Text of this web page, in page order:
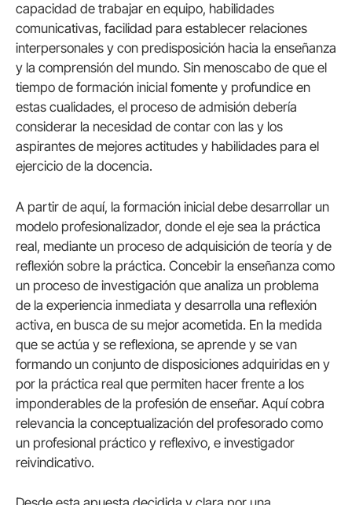
capacidad de trabajar en equipo, habilidades
comunicativas, facilidad para establecer relaciones
interpersonales y con predisposición hacia la enseñanza
y la comprensión del mundo. Sin menoscabo de que el
tiempo de formación inicial fomente y profundice en
estas cualidades, el proceso de admisión debería
considerar la necesidad de contar con las y los
aspirantes de mejores actitudes y habilidades para el
ejercicio de la docencia.
A partir de aquí, la formación inicial debe desarrollar un
modelo profesionalizador, donde el eje sea la práctica
real, mediante un proceso de adquisición de teoría y de
reflexión sobre la práctica. Concebir la enseñanza como
un proceso de investigación que analiza un problema
de la experiencia inmediata y desarrolla una reflexión
activa, en busca de su mejor acometida. En la medida
que se actúa y se reflexiona, se aprende y se van
formando un conjunto de disposiciones adquiridas en y
por la práctica real que permiten hacer frente a los
imponderables de la profesión de enseñar. Aquí cobra
relevancia la conceptualización del profesorado como
un profesional práctico y reflexivo, e investigador
reivindicativo.